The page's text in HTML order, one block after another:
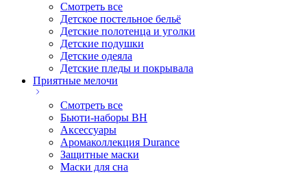
Смотреть все
Детское постельное бельё
Детские полотенца и уголки
Детские подушки
Детские одеяла
Детские пледы и покрывала
Приятные мелочи
Смотреть все
Бьюти-наборы ВН
Аксессуары
Аромаколлекция Durance
Защитные маски
Маски для сна